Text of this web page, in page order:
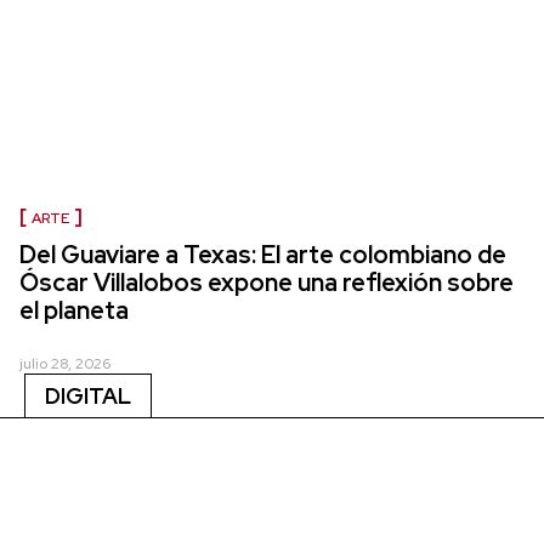
ARTE
Del Guaviare a Texas: El arte colombiano de
Óscar Villalobos expone una reflexión sobre
el planeta
julio 28, 2026
DIGITAL